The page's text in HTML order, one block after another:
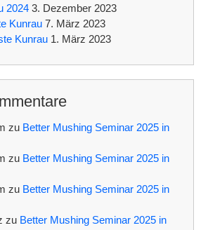
2024 3. Dezember 2023
Kunrau 7. März 2023
Kunrau 1. März 2023
zu Better Mushing Seminar 2025 in
zu Better Mushing Seminar 2025 in
zu Better Mushing Seminar 2025 in
zu Better Mushing Seminar 2025 in